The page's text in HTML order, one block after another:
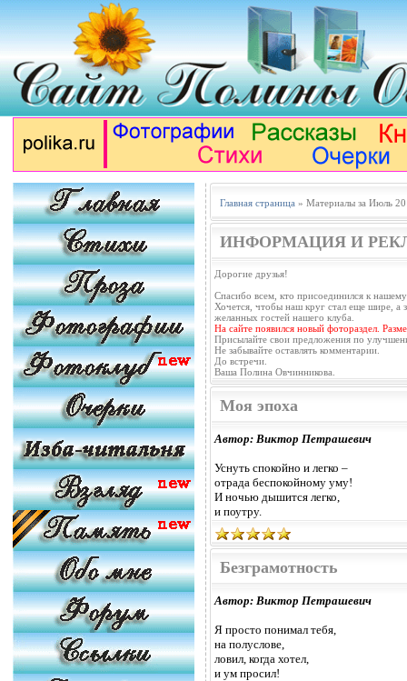
Главная страница » Материалы за Июль
ИНФОРМАЦИЯ И
Дорогие друзья!
Спасибо всем, кто присоединился к
Хочется, чтобы наш круг стал еще шире, а
желанных гостей нашего клуба.
На сайте появился новый фотораздел.
Присылайте свои предложения по
Не забывайте оставлять комментарии.
До встречи.
Ваша Полина Овчинникова.
Моя эпоха
Автор: Виктор Петрашевич
Уснуть спокойно и легко –
отрада беспокойному уму!
И ночью дышится легко,
и поутру.
Безграмотность
Автор: Виктор Петрашевич
Я просто понимал тебя,
на полуслове,
ловил, когда хотел,
и ум просил!